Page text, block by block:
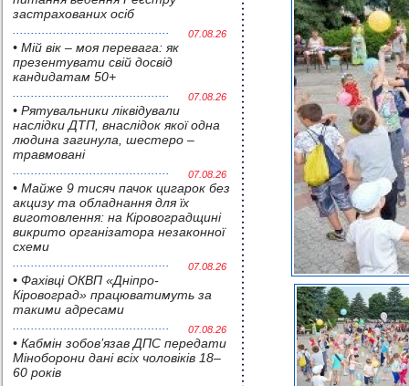
застрахованих осіб
07.08.26
• Мій вік – моя перевага: як
презентувати свій досвід
кандидатам 50+
07.08.26
• Pятувальники ліквідували
наслідки ДТП, внаслідок якої одна
людина загинула, шестеро –
травмовані
07.08.26
• Майже 9 тисяч пачок цигарок без
акцизу та обладнання для їх
виготовлення: на Кіровоградщині
викрито організатора незаконної
схеми
07.08.26
• Фахівці ОКВП «Дніпро-
Кіровоград» працюватимуть за
такими адресами
07.08.26
• Кабмін зобов’язав ДПС передати
Міноборони дані всіх чоловіків 18–
60 років